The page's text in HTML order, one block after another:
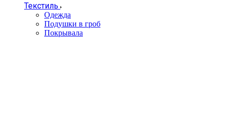
Текстиль
Одежда
Подушки в гроб
Покрывала